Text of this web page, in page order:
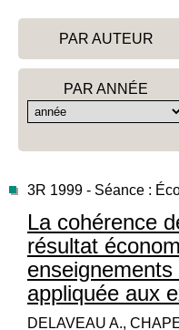
PAR AUTEUR
PAR ANNÉE
3R 1999 - Séance :
La cohérence
résultat
enseignements
appliquée aux
DELAVEAU A.,